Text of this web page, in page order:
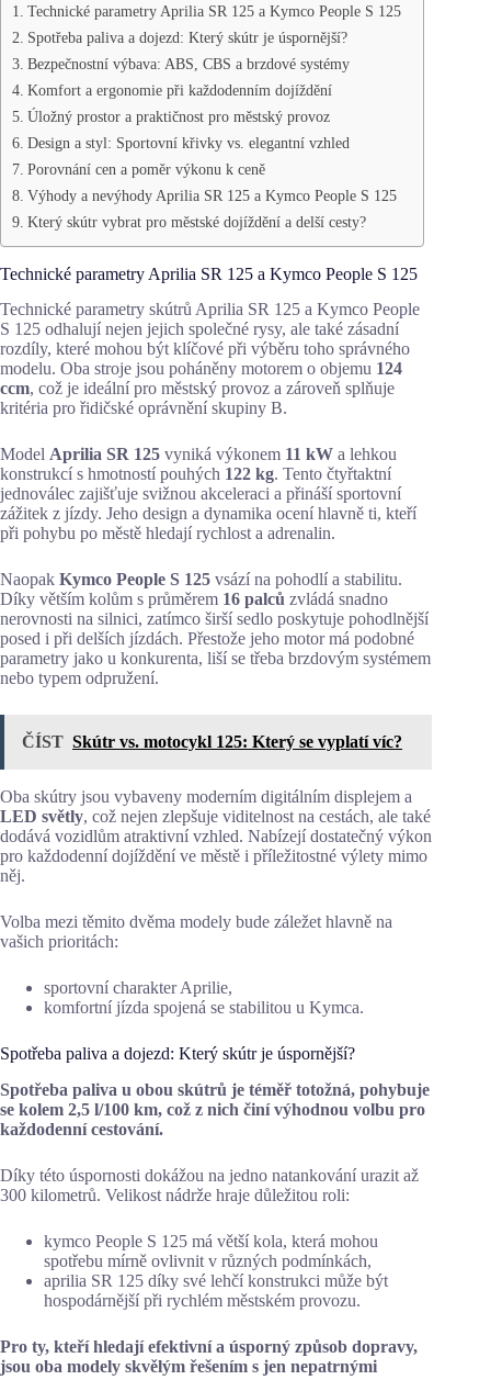
Technické parametry Aprilia SR 125 a Kymco People S 125
Spotřeba paliva a dojezd: Který skútr je úspornější?
Bezpečnostní výbava: ABS, CBS a brzdové systémy
Komfort a ergonomie při každodenním dojíždění
Úložný prostor a praktičnost pro městský provoz
Design a styl: Sportovní křivky vs. elegantní vzhled
Porovnání cen a poměr výkonu k ceně
Výhody a nevýhody Aprilia SR 125 a Kymco People S 125
Který skútr vybrat pro městské dojíždění a delší cesty?
Technické parametry Aprilia SR 125 a Kymco People S 125
Technické parametry skútrů Aprilia SR 125 a Kymco People
S 125 odhalují nejen jejich společné rysy, ale také zásadní
rozdíly, které mohou být klíčové při výběru toho správného
modelu. Oba stroje jsou poháněny motorem o objemu 124
ccm, což je ideální pro městský provoz a zároveň splňuje
kritéria pro řidičské oprávnění skupiny B.
Model Aprilia SR 125 vyniká výkonem 11 kW a lehkou
konstrukcí s hmotností pouhých 122 kg. Tento čtyřtaktní
jednoválec zajišťuje svižnou akceleraci a přináší sportovní
zážitek z jízdy. Jeho design a dynamika ocení hlavně ti, kteří
při pohybu po městě hledají rychlost a adrenalin.
Naopak Kymco People S 125 vsází na pohodlí a stabilitu.
Díky větším kolům s průměrem 16 palců zvládá snadno
nerovnosti na silnici, zatímco širší sedlo poskytuje pohodlnější
posed i při delších jízdách. Přestože jeho motor má podobné
parametry jako u konkurenta, liší se třeba brzdovým systémem
nebo typem odpružení.
ČÍST Skútr vs. motocykl 125: Který se vyplatí víc?
Oba skútry jsou vybaveny moderním digitálním displejem a
LED světly, což nejen zlepšuje viditelnost na cestách, ale také
dodává vozidlům atraktivní vzhled. Nabízejí dostatečný výkon
pro každodenní dojíždění ve městě i příležitostné výlety mimo
něj.
Volba mezi těmito dvěma modely bude záležet hlavně na
vašich prioritách:
sportovní charakter Aprilie,
komfortní jízda spojená se stabilitou u Kymca.
Spotřeba paliva a dojezd: Který skútr je úspornější?
Spotřeba paliva u obou skútrů je téměř totožná, pohybuje
se kolem 2,5 l/100 km, což z nich činí výhodnou volbu pro
každodenní cestování.
Díky této úspornosti dokážou na jedno natankování urazit až
300 kilometrů. Velikost nádrže hraje důležitou roli:
kymco People S 125 má větší kola, která mohou
spotřebu mírně ovlivnit v různých podmínkách,
aprilia SR 125 díky své lehčí konstrukci může být
hospodárnější při rychlém městském provozu.
Pro ty, kteří hledají efektivní a úsporný způsob dopravy,
jsou oba modely skvělým řešením s jen nepatrnými